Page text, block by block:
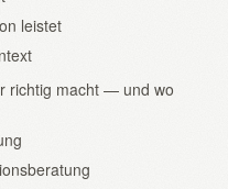
leistet
richtig macht — und wo